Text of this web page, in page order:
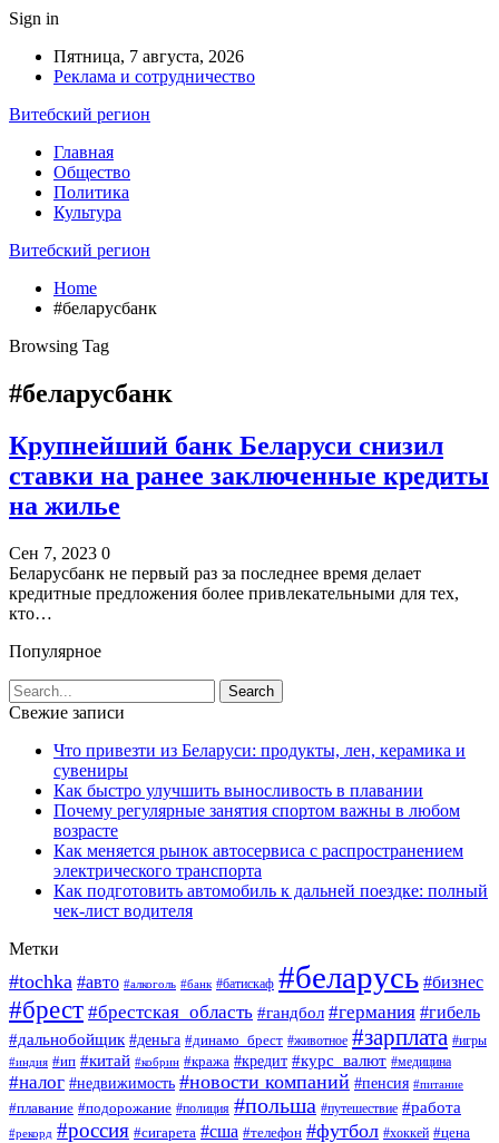
Sign in
Пятница, 7 августа, 2026
Реклама и сотрудничество
Витебский регион
Главная
Общество
Политика
Культура
Витебский регион
Home
#беларусбанк
Browsing Tag
#беларусбанк
Крупнейший банк Беларуси снизил
ставки на ранее заключенные кредиты
на жилье
Сен 7, 2023 0
Беларусбанк не первый раз за последнее время делает
кредитные предложения более привлекательными для тех,
кто…
Популярное
Свежие записи
Что привезти из Беларуси: продукты, лен, керамика и
сувениры
Как быстро улучшить выносливость в плавании
Почему регулярные занятия спортом важны в любом
возрасте
Как меняется рынок автосервиса с распространением
электрического транспорта
Как подготовить автомобиль к дальней поездке: полный
чек-лист водителя
Метки
#tochka #авто #алкоголь #банк #батискаф #беларусь #бизнес
#брест #брестская_область #гандбол #германия #гибель
#дальнобойщик #деньга #динамо_брест #животное #зарплата #игры
#индия #ип #китай #кобрин #кража #кредит #курс_валют #медицина
#налог #недвижимость #новости компаний #пенсия #питание
#плавание #подорожание #полиция #польша #путешествие #работа
#рекорд #россия #сигарета #сша #телефон #футбол #хоккей #цена